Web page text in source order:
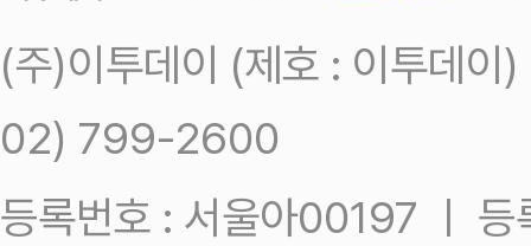
(주)이투데이 (제호 : 이투데
02) 799-2600
등록번호 : 서울아00197 ㅣ